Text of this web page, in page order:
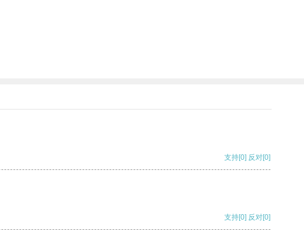
支持[0] 反对[0]
支持[0] 反对[0]